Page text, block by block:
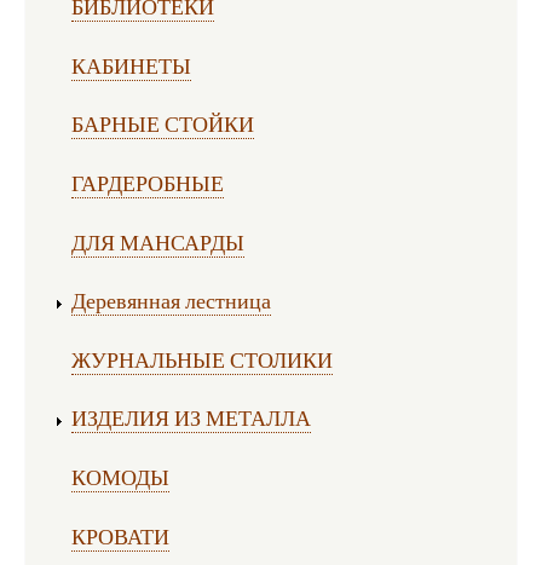
БИБЛИОТЕКИ
КАБИНЕТЫ
БАРНЫЕ СТОЙКИ
ГАРДЕРОБНЫЕ
ДЛЯ МАНСАРДЫ
Деревянная лестница
ЖУРНАЛЬНЫЕ СТОЛИКИ
ИЗДЕЛИЯ ИЗ МЕТАЛЛА
КОМОДЫ
КРОВАТИ